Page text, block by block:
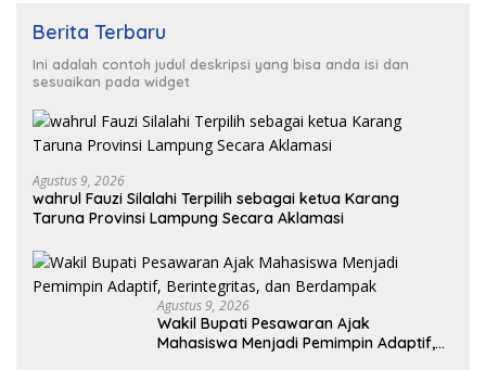
Berita Terbaru
Ini adalah contoh judul deskripsi yang bisa anda isi dan
sesuaikan pada widget
Agustus 9, 2026
wahrul Fauzi Silalahi Terpilih sebagai ketua Karang
Taruna Provinsi Lampung Secara Aklamasi
Agustus 9, 2026
Wakil Bupati Pesawaran Ajak
Mahasiswa Menjadi Pemimpin Adaptif,